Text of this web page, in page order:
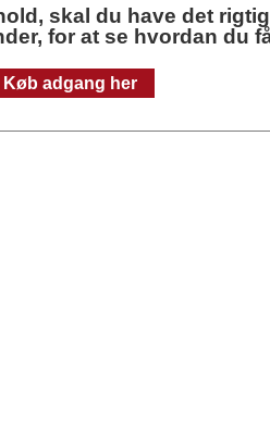
skal du have det
for at se hvordan du
Køb adgang her